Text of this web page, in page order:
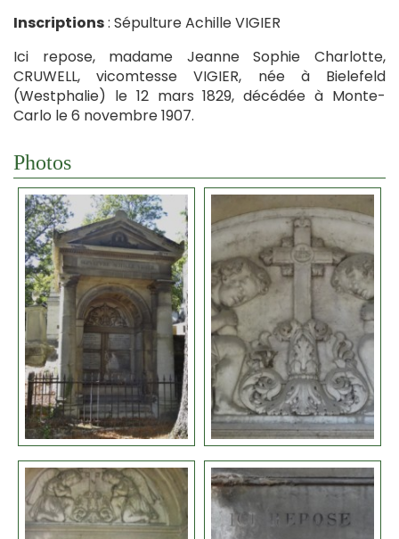
Inscriptions: Sépulture Achille VIGIER
Ici repose, madame Jeanne Sophie Charlotte,
CRUWELL, vicomtesse VIGIER, née à Bielefeld
(Westphalie) le 12 mars 1829, décédée à Monte-
Carlo le 6 novembre 1907.
Photos